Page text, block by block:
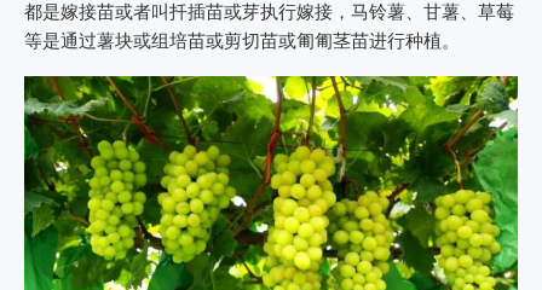
都是嫁接苗或者叫扦插苗或芽执行嫁接，马铃薯、甘薯、草莓
等是通过薯块或组培苗或剪切苗或匍匍茎苗进行种植。